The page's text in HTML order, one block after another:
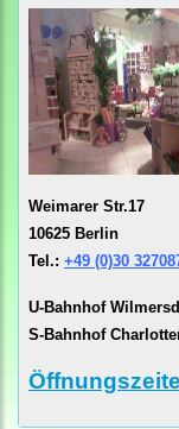
Weimarer Str.17
10625 Berlin
Tel.: +49 (0)30
U-Bahnhof
S-Bahnhof